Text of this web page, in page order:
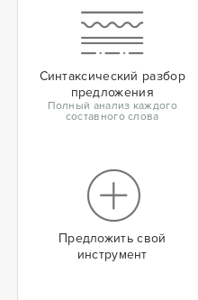
Синтаксический разбор
предложения
Полный анализ каждого
составного слова
Предложить свой
инструмент